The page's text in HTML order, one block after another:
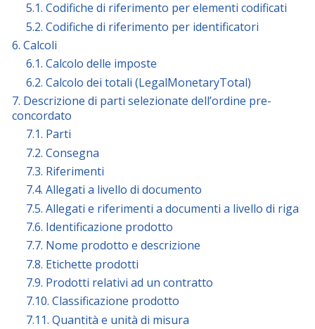
5.1. Codifiche di riferimento per elementi codificati
5.2. Codifiche di riferimento per identificatori
6. Calcoli
6.1. Calcolo delle imposte
6.2. Calcolo dei totali (LegalMonetaryTotal)
7. Descrizione di parti selezionate dell’ordine pre-
concordato
7.1. Parti
7.2. Consegna
7.3. Riferimenti
7.4. Allegati a livello di documento
7.5. Allegati e riferimenti a documenti a livello di riga
7.6. Identificazione prodotto
7.7. Nome prodotto e descrizione
7.8. Etichette prodotti
7.9. Prodotti relativi ad un contratto
7.10. Classificazione prodotto
7.11. Quantità e unità di misura